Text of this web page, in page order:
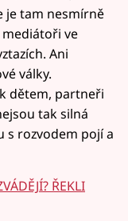
je tam nesmírně
mediátoři ve
Ani
války.
dětem, partneři
tak silná
s rozvodem pojí a
ŘEKLI